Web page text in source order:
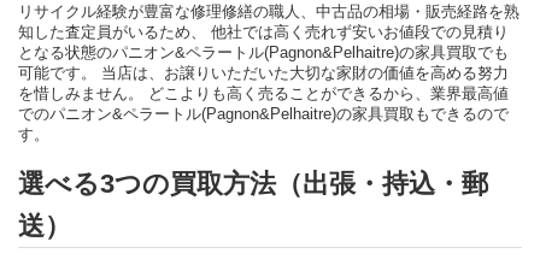
リサイクル経験が豊富な修理修繕の職人、中古品の相場・販売経路を熟
知した査定員がいるため、 他社では高く売れず安いお値段での見積り
となる状態のパニオン&ペラートル(Pagnon&Pelhaitre)の家具買取でも
可能です。 当店は、お譲りいただいた大切な家財の価値を高める努力
を惜しみません。 どこよりも高く売ることができるから、業界最高値
でのパニオン&ペラートル(Pagnon&Pelhaitre)の家具買取もできるので
す。
選べる3つの買取方法（出張・持込・郵
送）